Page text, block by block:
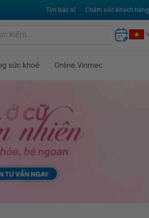
Tìm bác sĩ Chăm sóc khách hàng
sức khoẻ Online.Vinmec